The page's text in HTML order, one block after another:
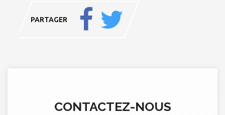
PARTAGER
CONTACTEZ-NOUS